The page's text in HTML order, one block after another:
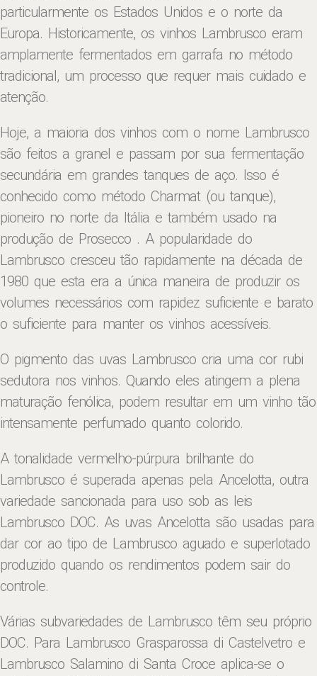
particularmente os Estados Unidos e o norte da
Europa. Historicamente, os vinhos Lambrusco eram
amplamente fermentados em garrafa no método
tradicional, um processo que requer mais cuidado e
atenção.
Hoje, a maioria dos vinhos com o nome Lambrusco
são feitos a granel e passam por sua fermentação
secundária em grandes tanques de aço. Isso é
conhecido como método Charmat (ou tanque),
pioneiro no norte da Itália e também usado na
produção de Prosecco . A popularidade do
Lambrusco cresceu tão rapidamente na década de
1980 que esta era a única maneira de produzir os
volumes necessários com rapidez suficiente e barato
o suficiente para manter os vinhos acessíveis.
O pigmento das uvas Lambrusco cria uma cor rubi
sedutora nos vinhos. Quando eles atingem a plena
maturação fenólica, podem resultar em um vinho tão
intensamente perfumado quanto colorido.
A tonalidade vermelho-púrpura brilhante do
Lambrusco é superada apenas pela Ancelotta, outra
variedade sancionada para uso sob as leis
Lambrusco DOC. As uvas Ancelotta são usadas para
dar cor ao tipo de Lambrusco aguado e superlotado
produzido quando os rendimentos podem sair do
controle.
Várias subvariedades de Lambrusco têm seu próprio
DOC. Para Lambrusco Grasparossa di Castelvetro e
Lambrusco Salamino di Santa Croce aplica-se o